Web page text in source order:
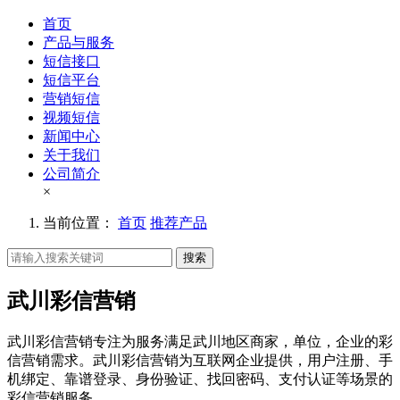
首页
产品与服务
短信接口
短信平台
营销短信
视频短信
新闻中心
关于我们
公司简介
×
当前位置： 首页 推荐产品
搜索
武川彩信营销
武川彩信营销专注为服务满足武川地区商家，单位，企业的彩
信营销需求。武川彩信营销为互联网企业提供，用户注册、手
机绑定、靠谱登录、身份验证、找回密码、支付认证等场景的